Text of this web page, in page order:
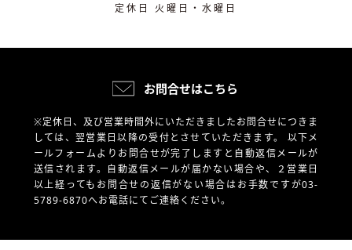
定休日 火曜日・水曜日
お問合せはこちら
※定休日、及び営業時間外にいただきましたお問合せにつきま
しては、翌営業日以降の受付とさせていただきます。 以下メ
ールフォームよりお問合せが完了しますと自動返信メールが
送信されます。自動返信メールが届かない場合や、
２営業日
以上経ってもお問合せの返信がない場合はお手数ですが03-
5789-6870へお電話にてご連絡ください。